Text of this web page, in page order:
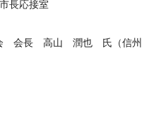
長応接室
会 会長 高山 潤也 氏（信州